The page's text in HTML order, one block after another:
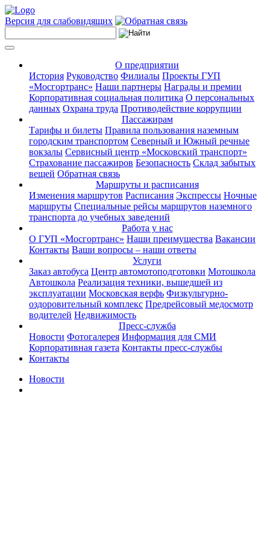
Версия для слабовидящих
О предприятии
История Руководство Филиалы Проекты ГУП
«Мосгортранс» Наши партнеры Награды и премии
Корпоративная социальная политика О персональных
данных Охрана труда Противодействие коррупции
Пассажирам
Тарифы и билеты Правила пользования наземным
городским транспортом Северный и Южный речные
вокзалы Сервисный центр «Московский транспорт»
Страхование пассажиров Безопасность Склад забытых
вещей Обратная связь
Маршруты и расписания
Изменения маршрутов Расписания Экспрессы Ночные
маршруты Специальные рейсы маршрутов наземного
транспорта до учебных заведений
Работа у нас
О ГУП «Мосгортранс» Наши преимущества Вакансии
Контакты Ваши вопросы – наши ответы
Услуги
Заказ автобуса Центр автомотоподготовки Мотошкола
Автошкола Реализация техники, вышедшей из
эксплуатации Московская верфь Физкультурно-
оздоровительный комплекс Предрейсовый медосмотр
водителей Недвижимость
Пресс-служба
Новости Фотогалерея Информация для СМИ
Корпоративная газета Контакты пресс-службы
Контакты
Новости